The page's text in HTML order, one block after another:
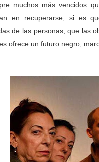
muchos más vencidos
en recuperarse, si es
de las personas, que las
ofrece un futuro negro,